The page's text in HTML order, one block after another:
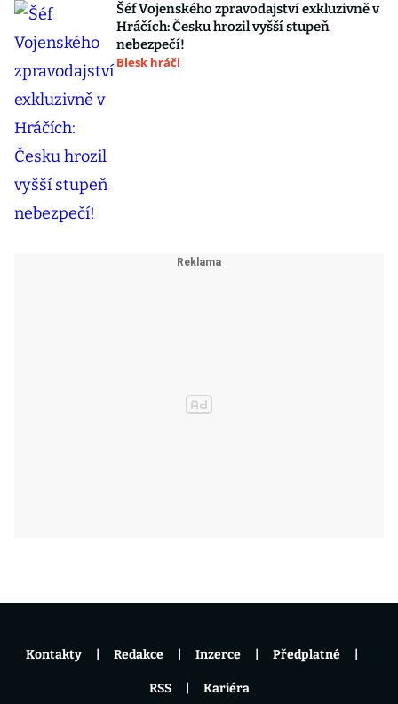
Šéf Vojenského zpravodajství exkluzivně v
Hráčích: Česku hrozil vyšší stupeň
nebezpečí!
Blesk hráči
Kontakty Redakce Inzerce Předplatné
RSS Kariéra